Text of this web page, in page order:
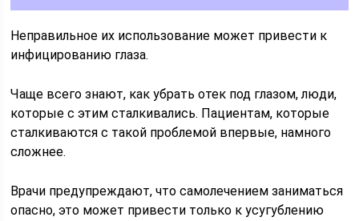
Неправильное их использование может привести к
инфицированию глаза.
Чаще всего знают, как убрать отек под глазом, люди,
которые с этим сталкивались. Пациентам, которые
сталкиваются с такой проблемой впервые, намного
сложнее.
Врачи предупреждают, что самолечением заниматься
опасно, это может привести только к усугублению